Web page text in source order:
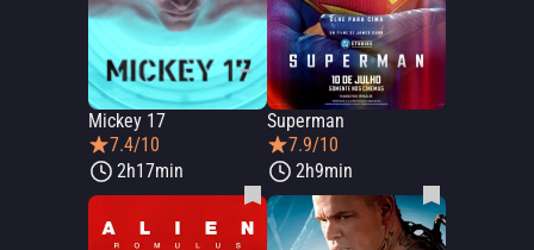
Mickey 17
7.4/10
2h17min
Superman
7.9/10
2h9min